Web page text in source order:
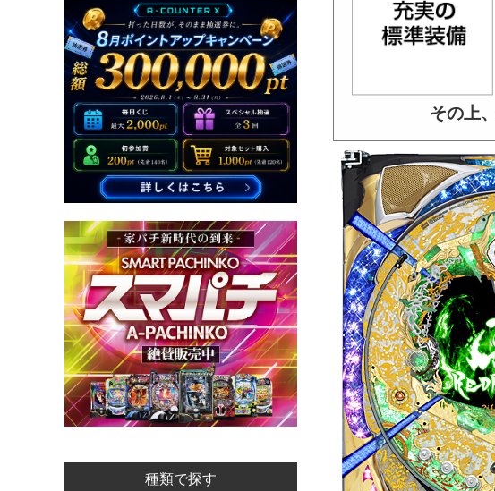
その上
種類で探す